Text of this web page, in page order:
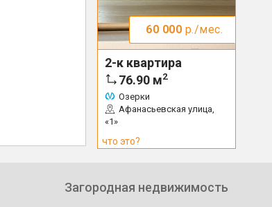
60 000 р./мес.
2-к квартира
76.90 м2
Озерки
Афанасьевская улица,
«1»
что это?
Загородная недвижимость